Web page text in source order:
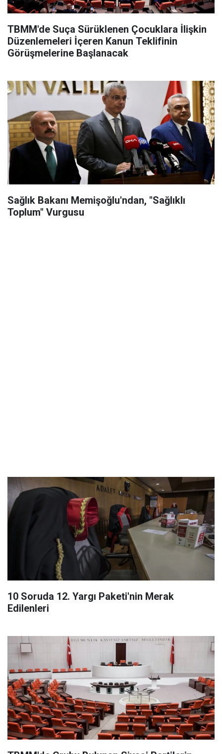
TBMM'de Suça Sürüklenen Çocuklara İlişkin
Düzenlemeleri İçeren Kanun Teklifinin
Görüşmelerine Başlanacak
Sağlık Bakanı Memişoğlu'ndan, "Sağlıklı
Toplum" Vurgusu
10 Soruda 12. Yargı Paketi'nin Merak
Edilenleri